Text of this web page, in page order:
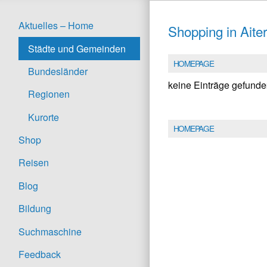
Aktuelles – Home
Städte und Gemeinden
Bundesländer
Regionen
Kurorte
Shop
Reisen
Blog
Bildung
Suchmaschine
Feedback
Shopping in
HOMEPAGE
keine Einträge
HOMEPAGE